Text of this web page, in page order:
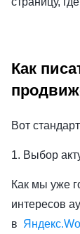
Как
Вот
1. Выбор
Как мы уже
интересов
в